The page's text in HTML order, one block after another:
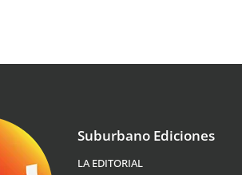
Suburbano Ediciones
LA EDITORIAL